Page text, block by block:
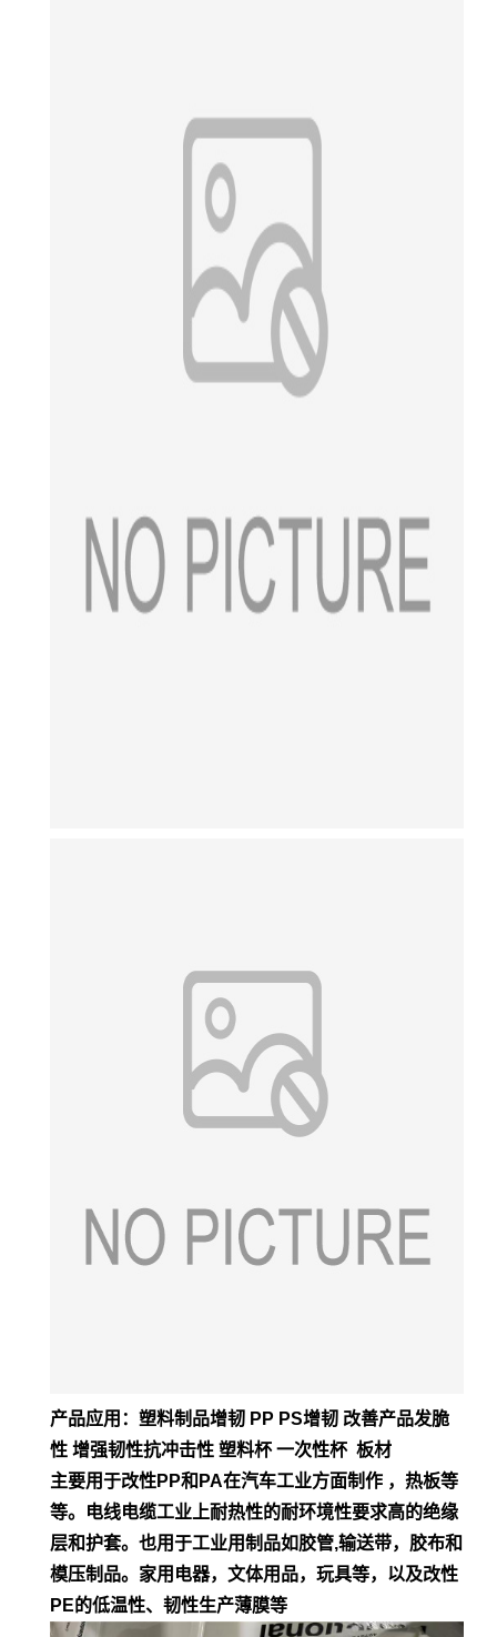
产品应用：塑料制品增韧 PP PS增韧 改善产品发脆
性 增强韧性抗冲击性 塑料杯 一次性杯 板材
主要用于改性PP和PA在汽车工业方面制作 ，热板等
等。电线电缆工业上耐热性的耐环境性要求高的绝缘
层和护套。也用于工业用制品如胶管,输送带，胶布和
模压制品。家用电器，文体用品，玩具等，以及改性
PE的低温性、韧性生产薄膜等